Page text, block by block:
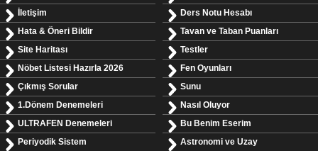
İletişim
Hata & Öneri Bildir
Site Haritası
Nöbet Listesi Hazırla 2026
Çıkmış Sorular
1.Dönem Denemeleri
ULTRAFEN Denemeleri
Periyodik Sistem
Ders Notu Hesabı
Tavan ve Taban Puanları
Testler
Fen Oyunları
Sunu
Nasıl Oluyor
Bu Benim Eserim
Astronomi ve Uzay